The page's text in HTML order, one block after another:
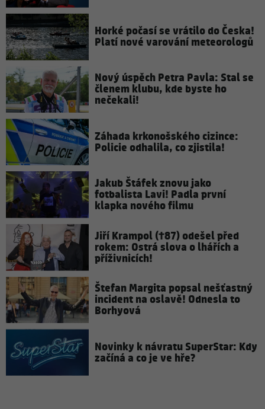
Horké počasí se vrátilo do Česka!
Platí nové varování meteorologů
Nový úspěch Petra Pavla: Stal se
členem klubu, kde byste ho
nečekali!
Záhada krkonošského cizince:
Policie odhalila, co zjistila!
Jakub Štáfek znovu jako
fotbalista Lavi! Padla první
klapka nového filmu
Jiří Krampol (†87) odešel před
rokem: Ostrá slova o lhářích a
příživnicích!
Štefan Margita popsal nešťastný
incident na oslavě! Odnesla to
Borhyová
Novinky k návratu SuperStar: Kdy
začíná a co je ve hře?